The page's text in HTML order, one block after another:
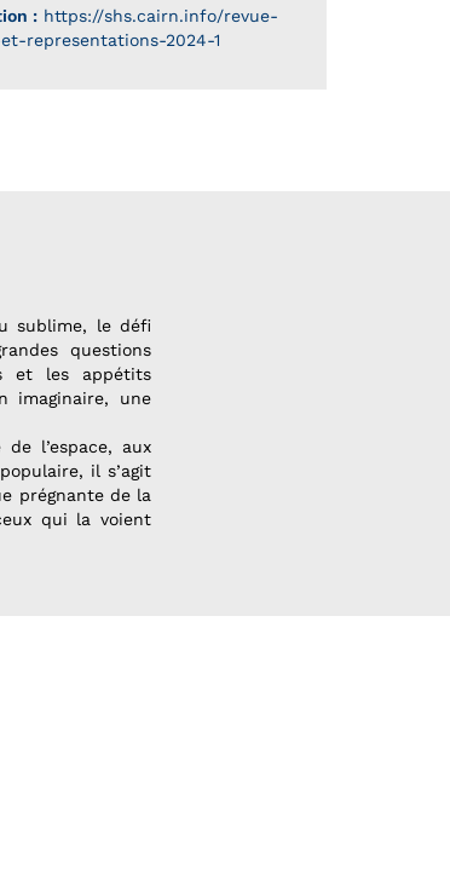
: https://shs.cairn.info/revue-
representations-2024-1
sublime, le défi
questions
et les appétits
imaginaire, une
l’espace, aux
il s’agit
prégnante de la
qui la voient